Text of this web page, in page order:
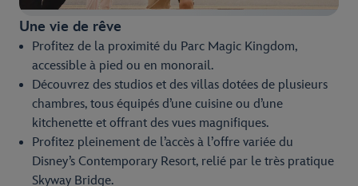
Une vie de rêve
Profitez de la proximité du Parc Magic Kingdom,
accessible à pied ou en monorail.
Découvrez des studios et des villas dotées de plusieurs
chambres, tous équipés d’une cuisine ou d’une
kitchenette et offrant des vues magnifiques.
Profitez pleinement de l’accès à l’offre variée du
Disney’s Contemporary Resort, relié par le très pratique
Skyway Bridge.